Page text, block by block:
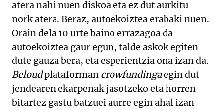
atera nahi nuen diskoa eta ez dut aurkitu
nork atera. Beraz, autoekoiztea erabaki nuen.
Orain dela 10 urte baino errazagoa da
autoekoiztea gaur egun, talde askok egiten
dute gauza bera, eta esperientzia ona izan da.
Beloudplataforman crowfundingaegin dut
jendearen ekarpenak jasotzeko eta horren
bitartez gastu batzuei aurre egin ahal izan